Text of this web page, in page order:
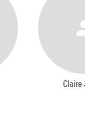
Claire